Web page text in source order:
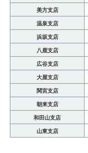
美方支店
温泉支店
浜坂支店
八鹿支店
広谷支店
大屋支店
関宮支店
朝来支店
和田山支店
山東支店